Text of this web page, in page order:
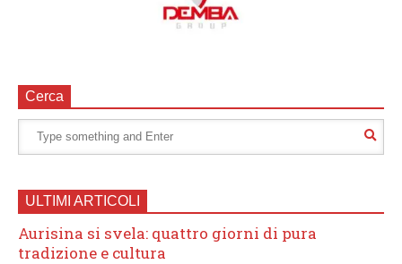
Cerca
ULTIMI ARTICOLI
Aurisina si svela: quattro giorni di pura
tradizione e cultura